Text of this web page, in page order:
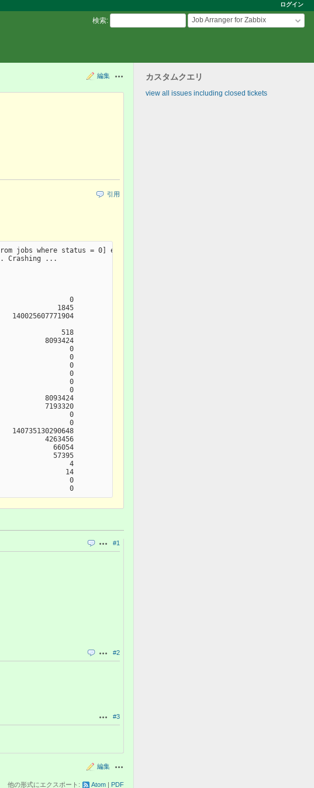
ログイン
検索: Job Arranger for Zabbix
カスタムクエリ
view all issues including closed tickets
編集
引用
jobs where status = 0] error [file is encrypted or is not a database]
Crashing ...
0
1845
518
8093424
0
0
0
0
0
0
8093424
7193320
0
0
4263456
66054
57395
4
14
=                    0
引用 操作
#1
引用 操作
#2
操作
#3
編集
他の形式にエクスポート: Atom PDF